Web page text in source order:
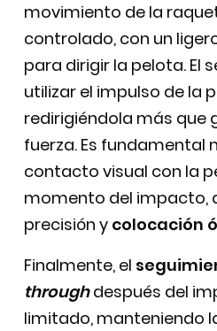
movimiento de la
controlado, con un
para dirigir la pelota. El
utilizar el impulso de la
redirigiéndola más que
fuerza. Es fundamental
contacto visual con la
momento del impacto,
precisión y colocación
Finalmente, el
throughdespués del
limitado, manteniendo